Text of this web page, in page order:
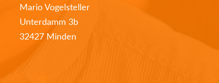
Mario Vogelsteller
Unterdamm 3b
32427 Minden